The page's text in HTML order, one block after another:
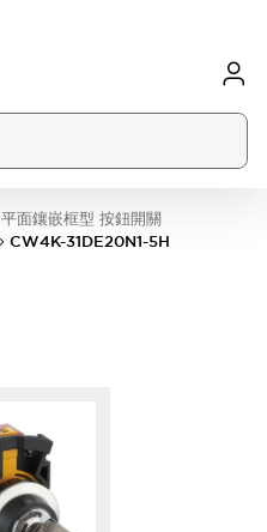
平面鑲嵌框型 按鈕開關
CW4K-31DE20N1-5H